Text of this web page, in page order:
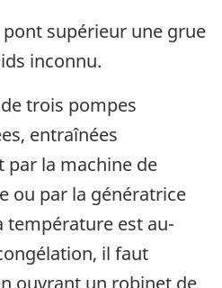
supérieur une grue
inconnu.
trois pompes
entraînées
la machine de
ou par la génératrice
température est au-
il faut
ouvrant un robinet de